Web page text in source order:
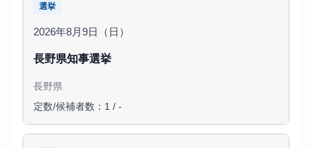
選挙
2026年8月9日（日）
長野県知事選挙
長野県
定数/候補者数：1 / -